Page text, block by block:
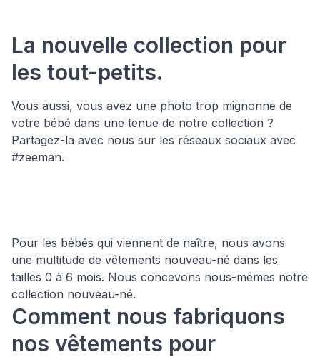
La nouvelle collection pour
les tout-petits.
Vous aussi, vous avez une photo trop mignonne de
votre bébé dans une tenue de notre collection ?
Partagez-la avec nous sur les réseaux sociaux avec
#zeeman.
Pour les bébés qui viennent de naître, nous avons
une multitude de vêtements nouveau-né dans les
tailles 0 à 6 mois. Nous concevons nous-mêmes notre
collection nouveau-né.
Comment nous fabriquons
nos vêtements pour